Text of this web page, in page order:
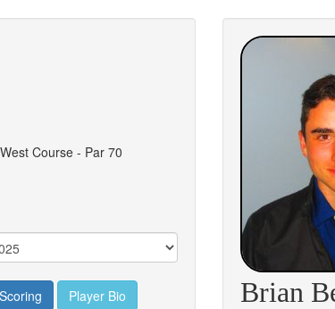
Course - Par 70
Player Bio Brian